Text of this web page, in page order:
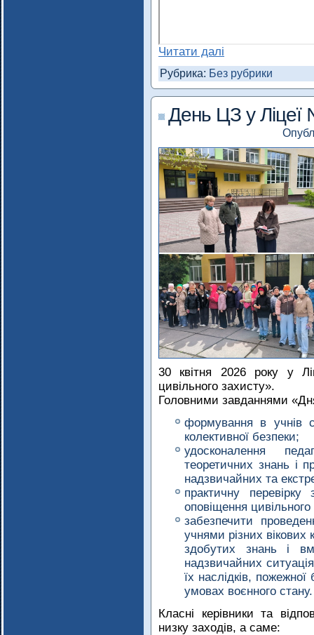
Читати далі
Рубрика: Без рубрики
День ЦЗ у
30 квітня 2026 року у
цивільного захисту».
Головними завданнями
формування в учнів
колективної безпеки;
удосконалення
теоретичних знань і
надзвичайних та
практичну
оповіщення
забезпечити
учнями різних вікових
здобутих знань і
надзвичайних
їх наслідків,
умовах воєнного стану.
Класні керівники та
низку заходів, а саме: